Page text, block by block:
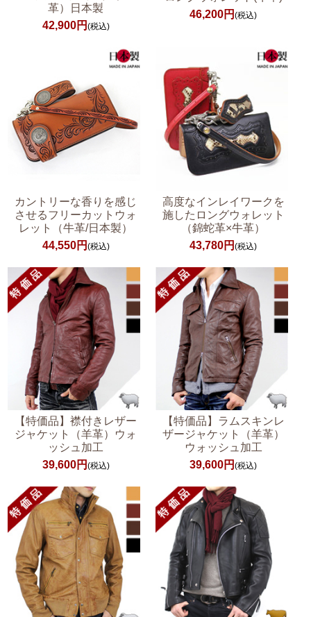
革）日本製
42,900円 (税込)
46,200円(税込)
カントリーな香りを感じ
させるフリーカットウォ
レット（牛革/日本製）
44,550円 (税込)
高度なインレイワークを
施したロングウォレット
（錦蛇革×牛革）
43,780円(税込)
【特価品】襟付きレザー
ジャケット（羊革）ウォ
ッシュ加工
39,600円 (税込)
【特価品】ラムスキンレ
ザージャケット（羊革）
ウォッシュ加工
39,600円(税込)